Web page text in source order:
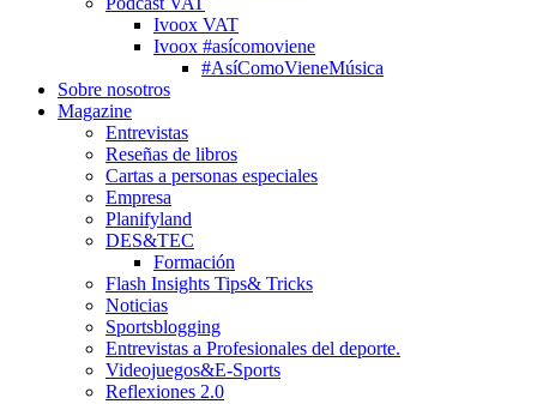
Ivoox VAT
Ivoox #asícomoviene
#AsíComoVieneMúsica
Sobre nosotros
Magazine
Entrevistas
Reseñas de libros
Cartas a personas especiales
Empresa
Planifyland
DES&TEC
Formación
Flash Insights Tips& Tricks
Noticias
Sportsblogging
Entrevistas a Profesionales del deporte.
Videojuegos&E-Sports
Reflexiones 2.0